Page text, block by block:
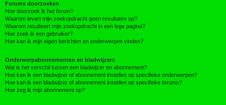
Forums doorzoeken
Hoe doorzoek ik het forum?
Waarom levert mijn zoekopdracht geen resultaten op?
Waarom resulteert mijn zoekopdracht in een lege pagina?
Hoe zoek ik een gebruiker?
Hoe kan ik mijn eigen berichten en onderwerpen vinden?
Onderwerpabonnementen en bladwijzers
Wat is het verschil tussen een bladwijzer en abonnement?
Hoe kan ik een bladwijzer of abonnement instellen op specifieke onderwerpen?
Hoe kan ik een bladwijzer of abonnement instellen op specifieke forums?
Hoe zeg ik mijn abonnement op?